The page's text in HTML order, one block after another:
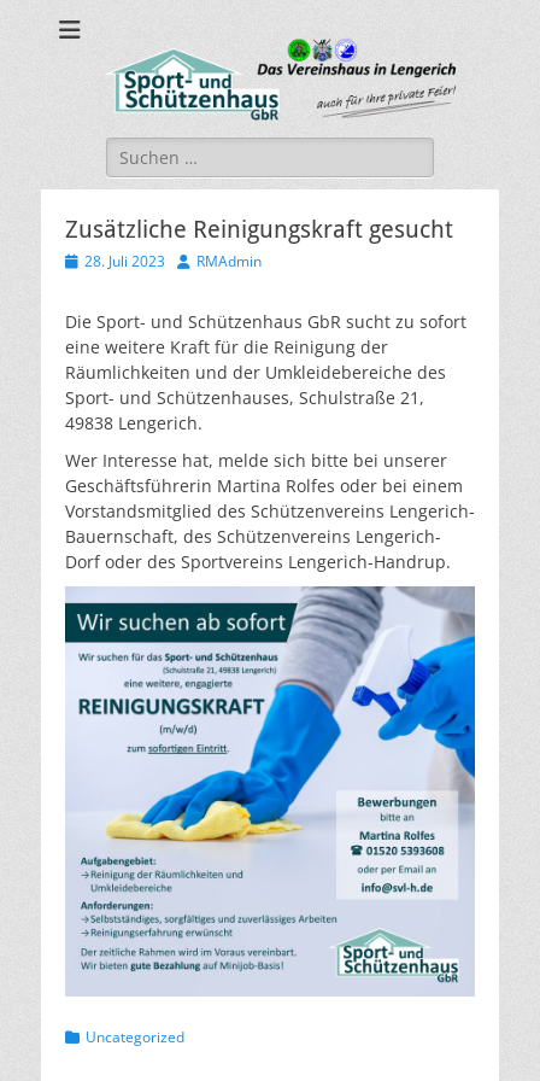
sport-und-
schuetzenhaus.de
Sport- und Schützenhaus GbR
Suche
nach:
Zusätzliche Reinigungskraft gesucht
Veröffentlicht
28. Juli 2023 AutorRMAdmin
Die Sport- und Schützenhaus GbR sucht zu sofort
eine weitere Kraft für die Reinigung der
Räumlichkeiten und der Umkleidebereiche des
Sport- und Schützenhauses, Schulstraße 21,
49838 Lengerich.
Wer Interesse hat, melde sich bitte bei unserer
Geschäftsführerin Martina Rolfes oder bei einem
Vorstandsmitglied des Schützenvereins Lengerich-
Bauernschaft, des Schützenvereins Lengerich-
Dorf oder des Sportvereins Lengerich-Handrup.
Kategorien
Uncategorized